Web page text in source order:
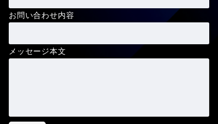
お問い合わせ内容
メッセージ本文